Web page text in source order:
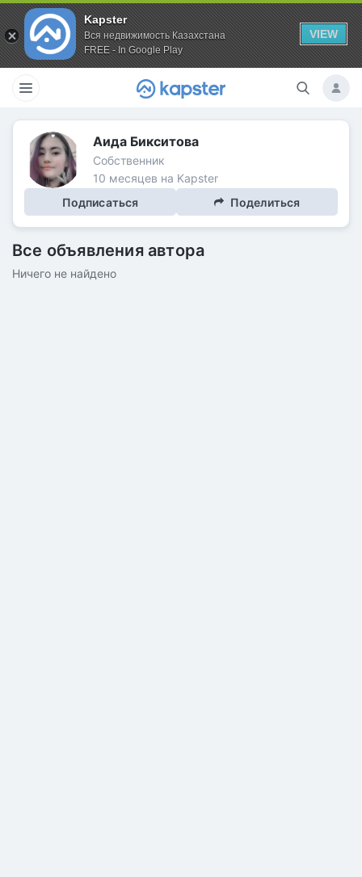
Kapster
Вся недвижимость Казахстана
FREE - In Google Play
VIEW
Аида Бикситова
Собственник
10 месяцев на Kapster
Подписаться
Поделиться
Все объявления автора
Ничего не найдено